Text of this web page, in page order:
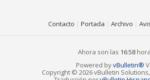
Contacto | Portada | Archivo |
Ahora son las 16:58
Powered byvBulletin®
Copyright © 2026 vBulletin